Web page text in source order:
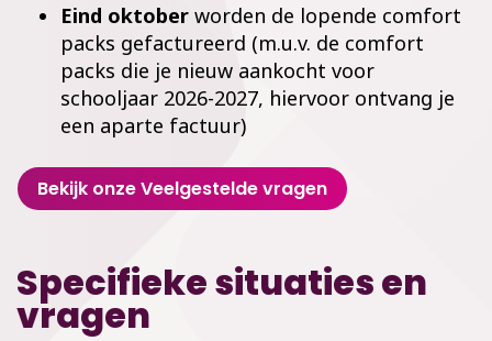
Eind oktober worden de lopende comfort
packs gefactureerd (m.u.v. de comfort
packs die je nieuw aankocht voor
schooljaar 2026-2027, hiervoor ontvang je
een aparte factuur)
Bekijk onze Veelgestelde vragen
Specifieke situaties en
vragen